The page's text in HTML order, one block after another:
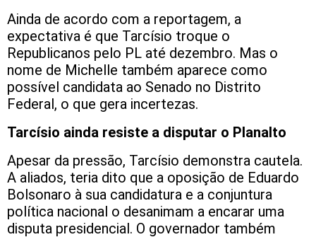
Ainda de acordo com a reportagem, a
expectativa é que Tarcísio troque o
Republicanos pelo PL até dezembro. Mas o
nome de Michelle também aparece como
possível candidata ao Senado no Distrito
Federal, o que gera incertezas.
Tarcísio ainda resiste a disputar o Planalto
Apesar da pressão, Tarcísio demonstra cautela.
A aliados, teria dito que a oposição de Eduardo
Bolsonaro à sua candidatura e a conjuntura
política nacional o desanimam a encarar uma
disputa presidencial. O governador também